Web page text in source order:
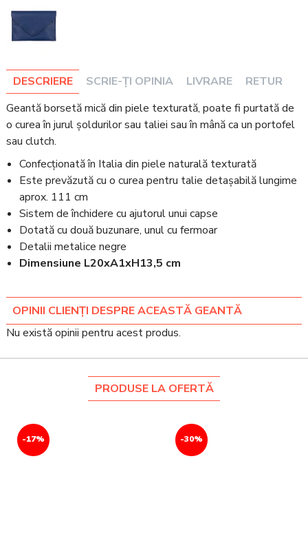
DESCRIERE SCRIE-ȚI OPINIA LIVRARE
RETUR
Geantă borsetă mică din piele texturată, poate fi purtată de
o curea în jurul șoldurilor sau taliei sau în mână ca un portofel
sau clutch.
Confecționată în Italia din piele naturală texturată
Este prevăzută cu o curea pentru talie detașabilă lungime
aprox. 111 cm
Sistem de închidere cu ajutorul unui capse
Dotată cu două buzunare, unul cu fermoar
Detalii metalice negre
Dimensiune L20xA1xH13,5 cm
OPINII CLIENȚI DESPRE ACEASTĂ GEANTĂ
Nu există opinii pentru acest produs.
PRODUSE LA OFERTĂ
-17% -30%